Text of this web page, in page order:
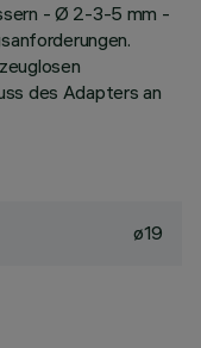
- Ø 2-3-5 mm -
des Adapters an
ø19